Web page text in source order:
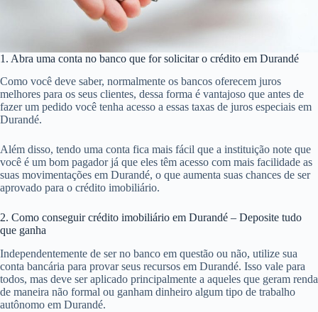
1. Abra uma conta no banco que for solicitar o crédito em Durandé
Como você deve saber, normalmente os bancos oferecem juros
melhores para os seus clientes, dessa forma é vantajoso que antes de
fazer um pedido você tenha acesso a essas taxas de juros especiais em
Durandé.
Além disso, tendo uma conta fica mais fácil que a instituição note que
você é um bom pagador já que eles têm acesso com mais facilidade as
suas movimentações em Durandé, o que aumenta suas chances de ser
aprovado para o crédito imobiliário.
2. Como conseguir crédito imobiliário em Durandé – Deposite tudo
que ganha
Independentemente de ser no banco em questão ou não, utilize sua
conta bancária para provar seus recursos em Durandé. Isso vale para
todos, mas deve ser aplicado principalmente a aqueles que geram renda
de maneira não formal ou ganham dinheiro algum tipo de trabalho
autônomo em Durandé.